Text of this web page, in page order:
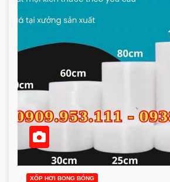
XỐP HƠI BONG BÓNG